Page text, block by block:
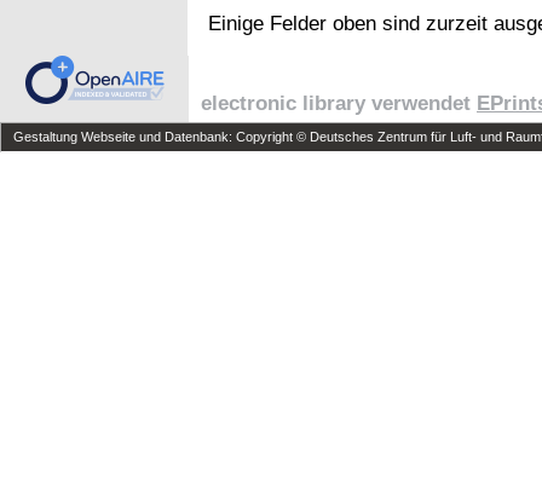
Einige Felder oben sind zurzeit
electronic library verwendet
Gestaltung Webseite und Datenbank: Copyright © Deutsches Zentrum für Luft- und